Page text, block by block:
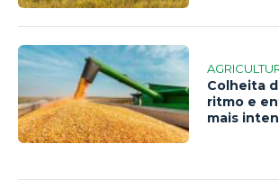
Colheita
ritmo e
mais